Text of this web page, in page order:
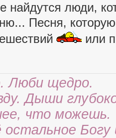
найдутся люди,
Песня,
или
Люби щедро.
Дыши
что можешь.
Богу